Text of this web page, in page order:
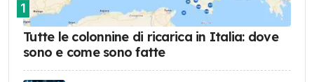
1
Tutte le colonnine di ricarica in Italia: dove
sono e come sono fatte